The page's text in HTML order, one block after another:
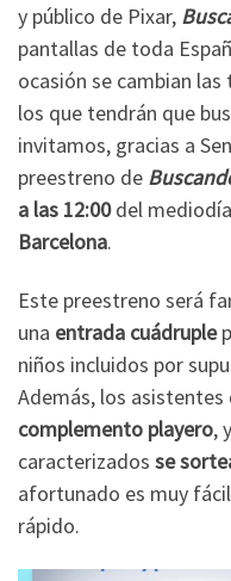
y público de Pixar,
pantallas de toda
ocasión se cambian
los que tendrán que
invitamos, gracias a
preestreno de
a las 12:00del
Barcelona.
Este preestreno será
una entrada cuádruple
niños incluidos por
Además, los
complemento playero,
caracterizados se
afortunado es muy
rápido.